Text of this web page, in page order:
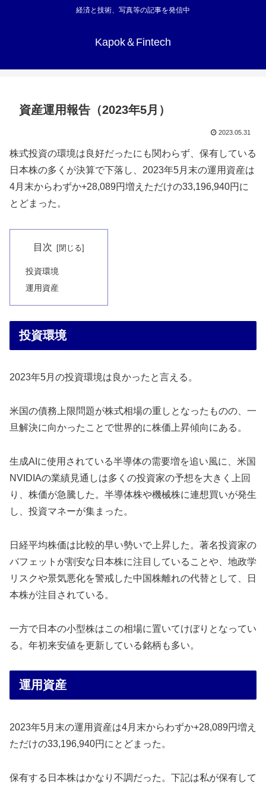
経済と技術、写真等の記事を発信中
Kapok＆Fintech
資産運用報告（2023年5月）
2023.05.31
株式投資の環境は良好だったにも関わらず、保有している
日本株の多くが決算で下落し、2023年5月末の運用資産は
4月末からわずか+28,089円増えただけの33,196,940円に
とどまった。
目次
投資環境
運用資産
投資環境
2023年5月の投資環境は良かったと言える。
米国の債務上限問題が株式相場の重しとなったものの、一
旦解決に向かったことで世界的に株価上昇傾向にある。
生成AIに使用されている半導体の需要増を追い風に、米国
NVIDIAの業績見通しは多くの投資家の予想を大きく上回
り、株価が急騰した。半導体株や機械株に連想買いが発生
し、投資マネーが集まった。
日経平均株価は比較的早い勢いで上昇した。著名投資家の
バフェットが割安な日本株に注目していることや、地政学
リスクや景気悪化を警戒した中国株離れの代替として、日
本株が注目されている。
一方で日本の小型株はこの相場に置いてけぼりとなってい
る。年初来安値を更新している銘柄も多い。
運用資産
2023年5月末の運用資産は4月末からわずか+28,089円増え
ただけの33,196,940円にとどまった。
保有する日本株はかなり不調だった。下記は私が保有して